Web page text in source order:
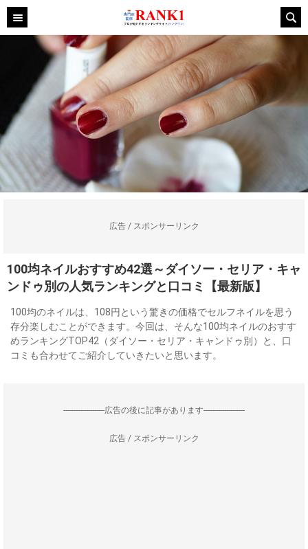
広告 / スポンサーリンク
100均ネイルおすすめ42選～ダイソー・セリア・キャ
ンドゥ別の人気ランキングと口コミ【最新版】
100均のネイルは、108円という驚きの価格でセルフネイルを思う
存分楽しむことができます。今回は、そんな100均ネイルのおすす
めランキングTOP42（ダイソー・セリア・キャンドゥ別）と、口
コミも合わせてご紹介していきたいと思います。
--------------------広告の後に記事があります--------------------
広告 / スポンサーリンク